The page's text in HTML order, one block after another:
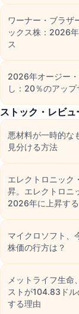
ワーナー・ブラザ
ックス株：2026
ス
2026年オージー
し：20％のアッ
ストック・レビュ
悪材料が一時的な
見分ける方法
エレクトロニック
昇。エレクトロニ
2026年に上昇する
マイクロソフト、
株価の行方は？
メットライフ生命
ストが104.83ド
する理由